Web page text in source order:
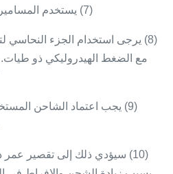
(7) يستخدم المسامير أو البرغي لموصل البطارية.
(8) يرجى استخدام الجزء النحاسي
مع الضغط الهيدروليكي ذو طيات.
(9) يجب اعتماد الشاحن
(10) سيؤدي ذلك إلى تقصير عمر